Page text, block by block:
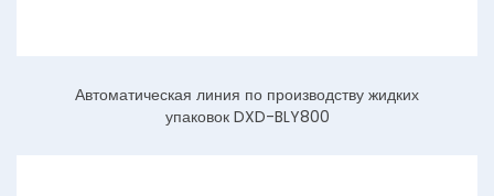
Автоматическая линия по производству жидких
упаковок DXD-BLY800